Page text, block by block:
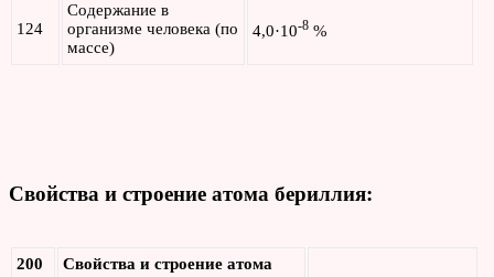
124
Содержание в
организме человека (по
массе)
4,0·10-8 %
Свойства и строение атома бериллия:
200 Свойства и строение атома